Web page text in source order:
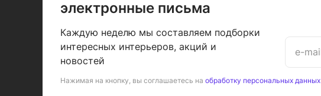
электронные письма
Каждую неделю мы составляем подборки
интересных интерьеров, акций и
новостей
Нажимая на кнопку, вы соглашаетесь на обработку персональных данных